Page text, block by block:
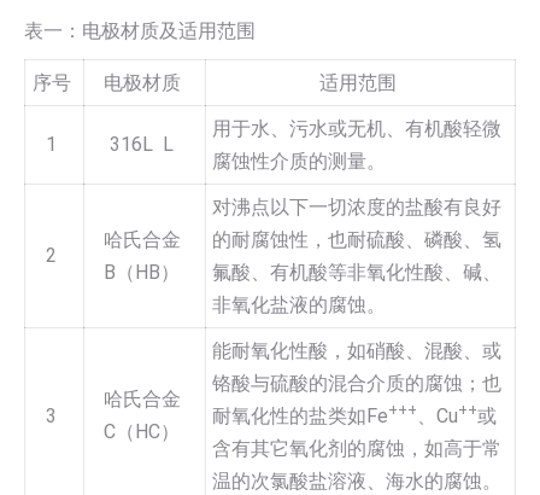
表一：电极材质及适用范围
序号 电极材质 适用范围
1 316L L
用于水、污水或无机、有机酸轻微
腐蚀性介质的测量。
2
哈氏合金
B（HB）
对沸点以下一切浓度的盐酸有良好
的耐腐蚀性，也耐硫酸、磷酸、氢
氟酸、有机酸等非氧化性酸、碱、
非氧化盐液的腐蚀。
3
哈氏合金
C（HC）
能耐氧化性酸，如硝酸、混酸、或
铬酸与硫酸的混合介质的腐蚀；也
耐氧化性的盐类如Fe+++ 、Cu++或
含有其它氧化剂的腐蚀，如高于常
温的次氯酸盐溶液、海水的腐蚀。